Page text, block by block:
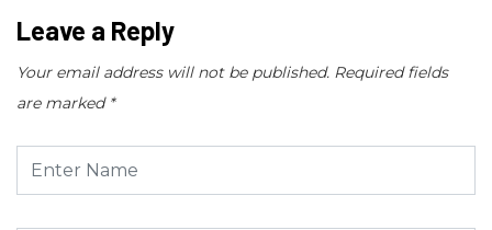
Leave a Reply
Your email address will not be published. Required fields
are marked *